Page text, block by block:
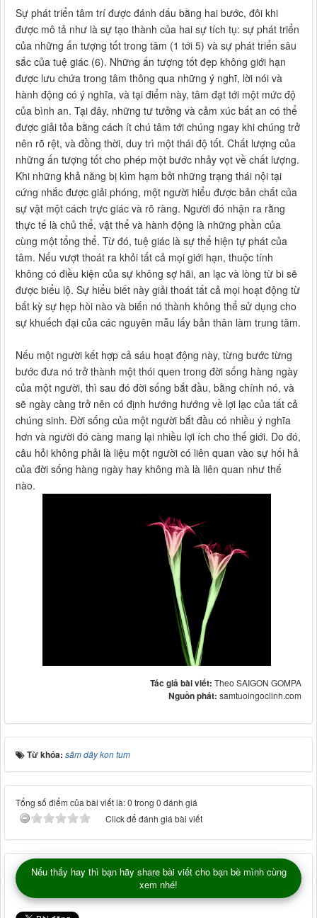
Sự phát triển tâm trí được đánh dấu bằng hai bước, đôi khi
được mô tả như là sự tạo thành của hai sự tích tụ: sự phát triển
của những ấn tượng tốt trong tâm (1 tới 5) và sự phát triển sâu
sắc của tuệ giác (6). Những ấn tượng tốt đẹp không giới hạn
được lưu chứa trong tâm thông qua những ý nghĩ, lời nói và
hành động có ý nghĩa, và tại điểm này, tâm đạt tới một mức độ
của bình an. Tại đây, những tư tưởng và cảm xúc bất an có thể
được giải tỏa bằng cách ít chú tâm tới chúng ngay khi chúng trở
nên rõ rệt, và đồng thời, duy trì một thái độ tốt. Chất lượng của
những ấn tượng tốt cho phép một bước nhảy vọt về chất lượng.
Khi những khả năng bị kìm hạm bởi những trạng thái nội tại
cứng nhắc được giải phóng, một người hiểu được bản chất của
sự vật một cách trực giác và rõ ràng. Người đó nhận ra rằng
thực tế là chủ thể, vật thể và hành động là những phần của
cùng một tổng thể. Từ đó, tuệ giác là sự thể hiện tự phát của
tâm. Nếu vượt thoát ra khỏi tất cả mọi giới hạn, thuộc tính
không có điều kiện của sự không sợ hãi, an lạc và lòng từ bi sẽ
được biểu lộ. Sự hiểu biết này giải thoát tất cả mọi hoạt động từ
bất kỳ sự hẹp hòi nào và biến nó thành không thể sử dụng cho
sự khuếch đại của các nguyên mẫu lấy bản thân làm trung tâm.
Nếu một người kết hợp cả sáu hoạt động này, từng bước từng
bước đưa nó trở thành một thói quen trong đời sống hàng ngày
của một người, thì sau đó đời sống bắt đầu, bằng chính nó, và
sẽ ngày càng trở nên có định hướng hướng về lợi lạc của tất cả
chúng sinh. Đời sống của một người bắt đầu có nhiều ý nghĩa
hơn và người đó càng mang lại nhiều lợi ích cho thế giới. Do đó,
câu hỏi không phải là liệu một người có liên quan vào sự hối hả
của đời sống hàng ngày hay không mà là liên quan như thế
nào.
Tác giả bài viết: Theo SAIGON GOMPA
Nguồn phát: samtuoingoclinh.com
Từ khóa: sâm dây kon tum
Tổng số điểm của bài viết là: 0 trong 0 đánh giá
Click để đánh giá bài viết
Nếu thấy hay thì bạn hãy share bài viết cho bạn bè mình cùng
xem nhé!